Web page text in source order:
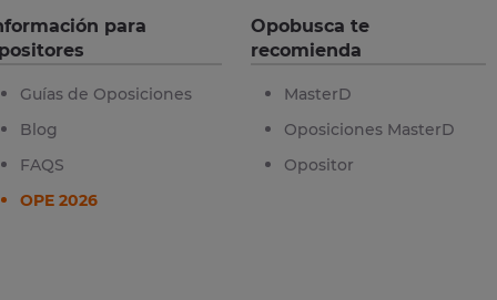
para
Guías de Oposiciones
Blog
FAQS
OPE 2026
Opobusca te
recomienda
MasterD
Oposiciones MasterD
Opositor